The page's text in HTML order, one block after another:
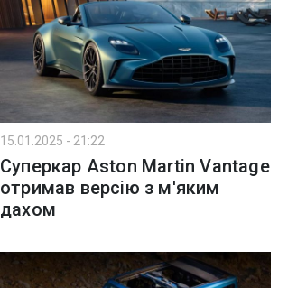
15.01.2025 - 21:22
Суперкар Aston Martin Vantage
отримав версію з м'яким
дахом